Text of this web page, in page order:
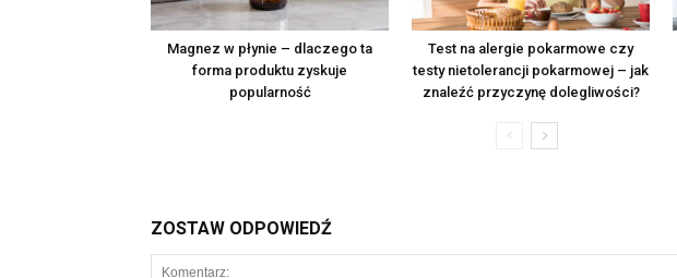
Magnez w płynie – dlaczego ta
forma produktu zyskuje
popularność
Test na alergie pokarmowe czy
testy nietolerancji pokarmowej – jak
znaleźć przyczynę dolegliwości?
ZOSTAW ODPOWIEDŹ